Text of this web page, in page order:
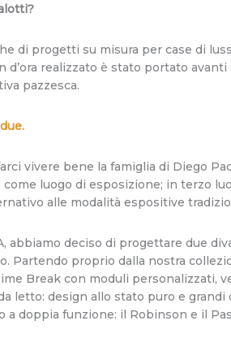
di progetti su misura per case di
realizzato è stato portato
pazzesca.
vivere bene la famiglia di Diego
luogo di esposizione; in terzo
alle modalità espositive
deciso di progettare due
Partendo proprio dalla nostra
Break con moduli personalizzati,
letto: design allo stato puro e
doppia funzione: il Robinson e il